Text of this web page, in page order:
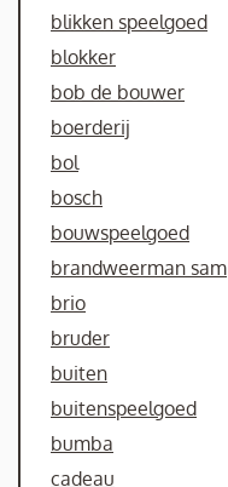
blikken speelgoed
blokker
bob de bouwer
boerderij
bol
bosch
bouwspeelgoed
brandweerman sam
brio
bruder
buiten
buitenspeelgoed
bumba
cadeau